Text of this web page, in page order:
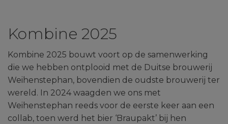
Kombine 2025
Kombine 2025 bouwt voort op de samenwerking
die we hebben ontplooid met de Duitse brouwerij
Weihenstephan, bovendien de oudste brouwerij ter
wereld. In 2024 waagden we ons met
Weihenstephan reeds voor de eerste keer aan een
collab, toen werd het bier ‘Braupakt’ bij hen